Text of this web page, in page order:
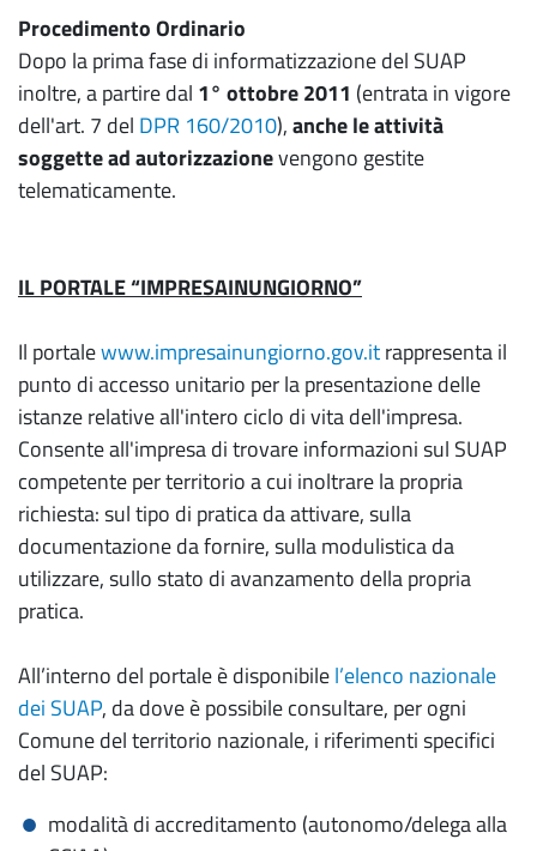
Procedimento Ordinario
Dopo la prima fase di informatizzazione del SUAP
inoltre, a partire dal 1° ottobre 2011 (entrata in vigore
dell'art. 7 del DPR 160/2010),anche le attività
soggette ad autorizzazionevengono gestite
telematicamente.
IL PORTALE “IMPRESAINUNGIORNO”
Il portalewww.impresainungiorno.gov.itrappresenta il
punto di accesso unitario per la presentazione delle
istanze relative all'intero ciclo di vita dell'impresa.
Consente all'impresa di trovare informazioni sul SUAP
competente per territorio a cui inoltrare la propria
richiesta: sul tipo di pratica da attivare, sulla
documentazione da fornire, sulla modulistica da
utilizzare, sullo stato di avanzamento della propria
pratica.
All’interno del portale è disponibilel’elenco nazionale
dei SUAP, da dove è possibile consultare, per ogni
Comune del territorio nazionale, i riferimenti specifici
del SUAP:
modalità di accreditamento (autonomo/delega alla